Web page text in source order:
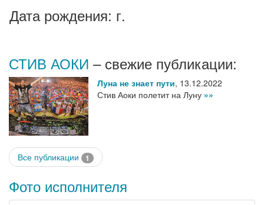
Дата рождения: г.
СТИВ АОКИ – свежие публикации:
Луна не знает пути, 13.12.2022
Стив Аоки полетит на Луну »»
Все публикации 1
Фото исполнителя